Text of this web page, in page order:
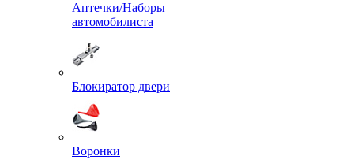
Аптечки/Наборы
автомобилиста
Блокиратор двери
Воронки